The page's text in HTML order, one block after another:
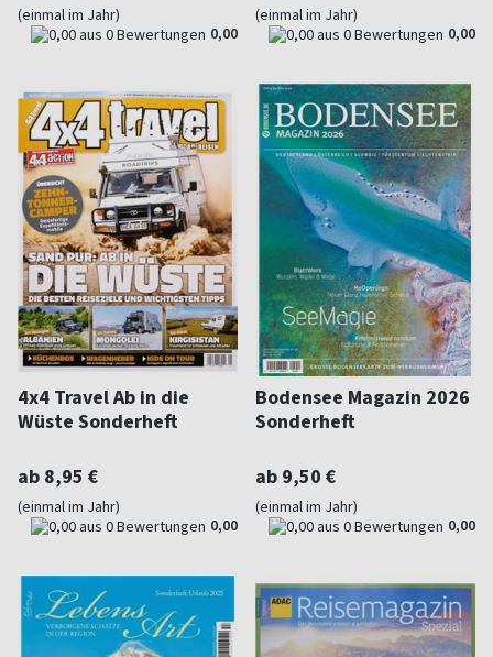
(einmal im Jahr)
0,00
(einmal im Jahr)
0,00
4x4 Travel Ab in die
Wüste Sonderheft
ab 8,95 €
(einmal im Jahr)
0,00
Bodensee Magazin 2026
Sonderheft
ab 9,50 €
(einmal im Jahr)
0,00